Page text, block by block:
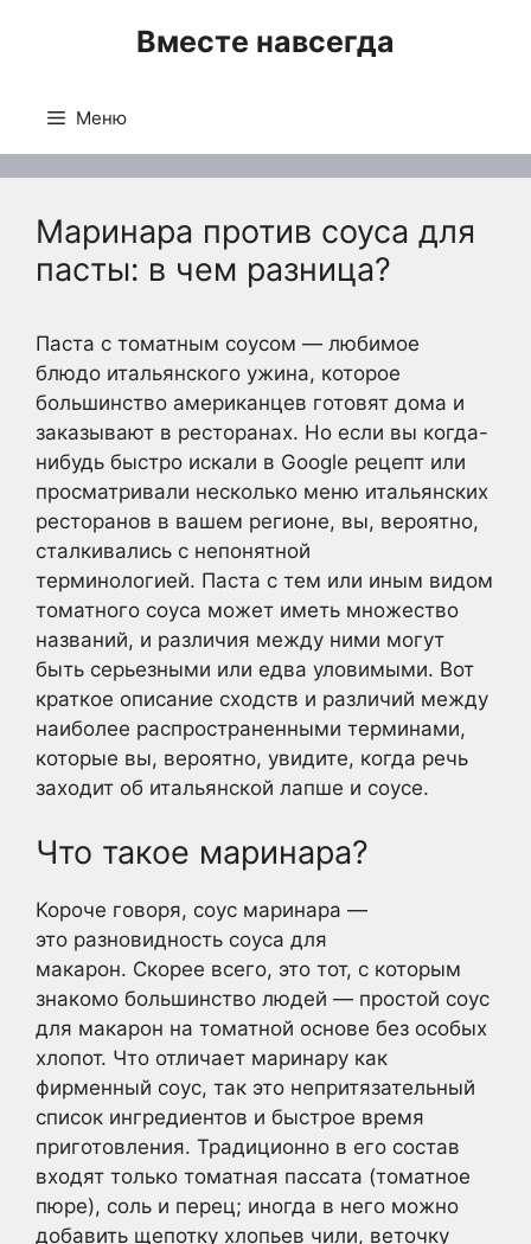
Вместе навсегда
Меню
Маринара против соуса для
пасты: в чем разница?
Паста с томатным соусом — любимое
блюдо итальянского ужина, которое
большинство американцев готовят дома и
заказывают в ресторанах. Но если вы когда-
нибудь быстро искали в Google рецепт или
просматривали несколько меню итальянских
ресторанов в вашем регионе, вы, вероятно,
сталкивались с непонятной
терминологией. Паста с тем или иным видом
томатного соуса может иметь множество
названий, и различия между ними могут
быть серьезными или едва уловимыми. Вот
краткое описание сходств и различий между
наиболее распространенными терминами,
которые вы, вероятно, увидите, когда речь
заходит об итальянской лапше и соусе.
Что такое маринара?
Короче говоря, соус маринара —
это разновидность соуса для
макарон. Скорее всего, это тот, с которым
знакомо большинство людей — простой соус
для макарон на томатной основе без особых
хлопот. Что отличает маринару как
фирменный соус, так это непритязательный
список ингредиентов и быстрое время
приготовления. Традиционно в его состав
входят только томатная пассата (томатное
пюре), соль и перец; иногда в него можно
добавить щепотку хлопьев чили, веточку